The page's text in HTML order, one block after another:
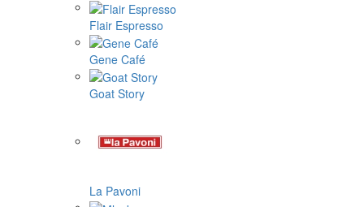
Flair Espresso
Gene Café
Goat Story
La Pavoni